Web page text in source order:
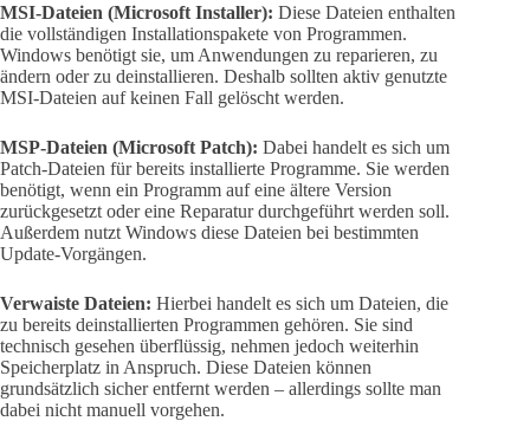
MSI-Dateien (Microsoft Installer): Diese Dateien enthalten
die vollständigen Installationspakete von Programmen.
Windows benötigt sie, um Anwendungen zu reparieren, zu
ändern oder zu deinstallieren. Deshalb sollten aktiv genutzte
MSI-Dateien auf keinen Fall gelöscht werden.
MSP-Dateien (Microsoft Patch): Dabei handelt es sich um
Patch-Dateien für bereits installierte Programme. Sie werden
benötigt, wenn ein Programm auf eine ältere Version
zurückgesetzt oder eine Reparatur durchgeführt werden soll.
Außerdem nutzt Windows diese Dateien bei bestimmten
Update-Vorgängen.
Verwaiste Dateien: Hierbei handelt es sich um Dateien, die
zu bereits deinstallierten Programmen gehören. Sie sind
technisch gesehen überflüssig, nehmen jedoch weiterhin
Speicherplatz in Anspruch. Diese Dateien können
grundsätzlich sicher entfernt werden – allerdings sollte man
dabei nicht manuell vorgehen.